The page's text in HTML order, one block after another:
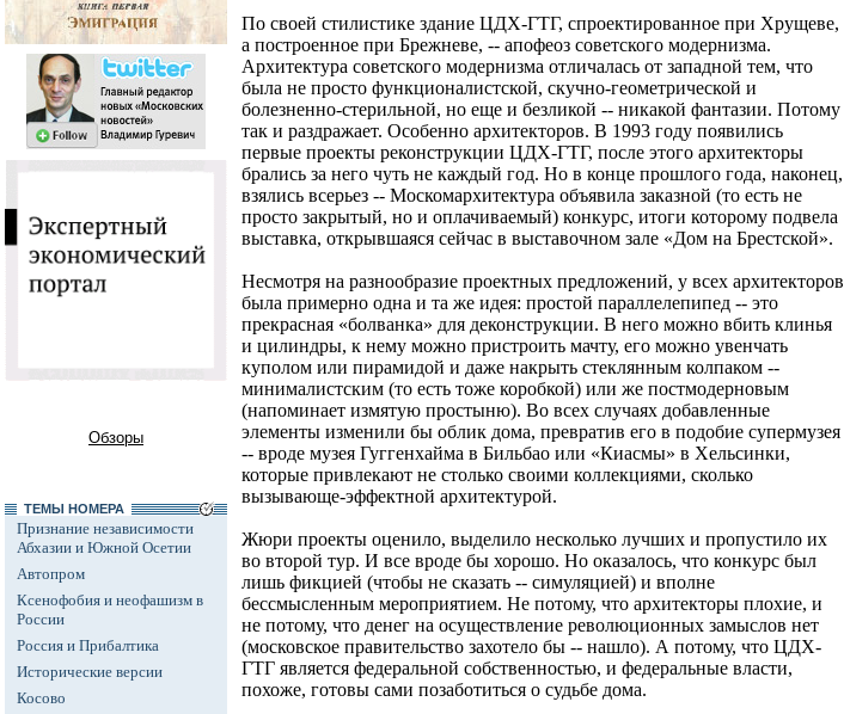
Обзоры
ТЕМЫ НОМЕРА
Признание независимости
Абхазии и Южной Осетии
Автопром
Ксенофобия и неофашизм в
России
Россия и Прибалтика
Исторические версии
Косово
По своей стилистике здание ЦДХ-ГТГ, спроектированное при Хрущеве,
а построенное при Брежневе, -- апофеоз советского модернизма.
Архитектура советского модернизма отличалась от западной тем, что
была не просто функционалистской, скучно-геометрической и
болезненно-стерильной, но еще и безликой -- никакой фантазии. Потому
так и раздражает. Особенно архитекторов. В 1993 году появились
первые проекты реконструкции ЦДХ-ГТГ, после этого архитекторы
брались за него чуть не каждый год. Но в конце прошлого года, наконец,
взялись всерьез -- Москомархитектура объявила заказной (то есть не
просто закрытый, но и оплачиваемый) конкурс, итоги которому подвела
выставка, открывшаяся сейчас в выставочном зале «Дом на Брестской».
Несмотря на разнообразие проектных предложений, у всех архитекторов
была примерно одна и та же идея: простой параллелепипед -- это
прекрасная «болванка» для деконструкции. В него можно вбить клинья
и цилиндры, к нему можно пристроить мачту, его можно увенчать
куполом или пирамидой и даже накрыть стеклянным колпаком --
минималистским (то есть тоже коробкой) или же постмодерновым
(напоминает измятую простыню). Во всех случаях добавленные
элементы изменили бы облик дома, превратив его в подобие супермузея
-- вроде музея Гуггенхайма в Бильбао или «Киасмы» в Хельсинки,
которые привлекают не столько своими коллекциями, сколько
вызывающе-эффектной архитектурой.
Жюри проекты оценило, выделило несколько лучших и пропустило их
во второй тур. И все вроде бы хорошо. Но оказалось, что конкурс был
лишь фикцией (чтобы не сказать -- симуляцией) и вполне
бессмысленным мероприятием. Не потому, что архитекторы плохие, и
не потому, что денег на осуществление революционных замыслов нет
(московское правительство захотело бы -- нашло). А потому, что ЦДХ-
ГТГ является федеральной собственностью, и федеральные власти,
похоже, готовы сами позаботиться о судьбе дома.